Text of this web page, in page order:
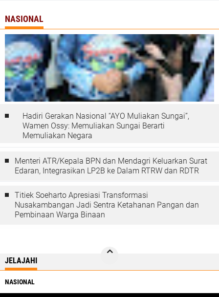
NASIONAL
Hadiri Gerakan Nasional “AYO Muliakan Sungai”,
Wamen Ossy: Memuliakan Sungai Berarti
Memuliakan Negara
Menteri ATR/Kepala BPN dan Mendagri Keluarkan Surat
Edaran, Integrasikan LP2B ke Dalam RTRW dan RDTR
Titiek Soeharto Apresiasi Transformasi
Nusakambangan Jadi Sentra Ketahanan Pangan dan
Pembinaan Warga Binaan
JELAJAHI
NASIONAL